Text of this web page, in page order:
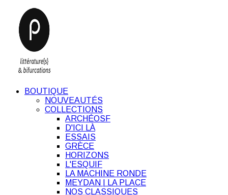
BOUTIQUE
NOUVEAUTÉS
COLLECTIONS
ARCHÉOSF
D'ICI LÀ
ESSAIS
GRÈCE
HORIZONS
L'ESQUIF
LA MACHINE RONDE
MEYDAN | LA PLACE
NOS CLASSIQUES